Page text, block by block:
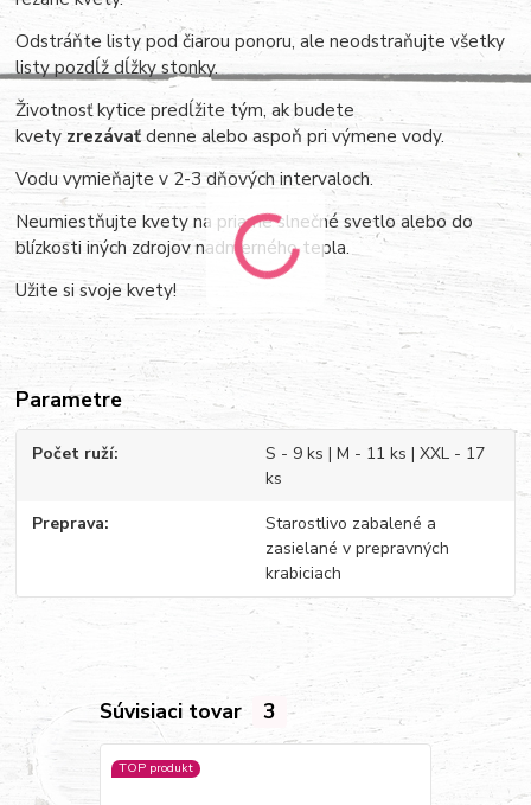
Odstráňte listy pod čiarou ponoru, ale neodstraňujte všetky
listy pozdĺž dĺžky stonky.
Životnosť kytice predĺžite tým, ak budete
kvetyzrezávaťdenne alebo aspoň pri výmene vody.
Vodu vymieňajte v 2-3 dňových intervaloch.
Neumiestňujte kvety na priame slnečné svetlo alebo do
blízkosti iných zdrojov nadmerného tepla.
Užite si svoje kvety!
Parametre
Počet ruží
S - 9 ks | M - 11 ks | XXL - 17
ks
Preprava
Starostlivo zabalené a
zasielané v prepravných
krabiciach
Súvisiaci tovar 3
TOP produkt